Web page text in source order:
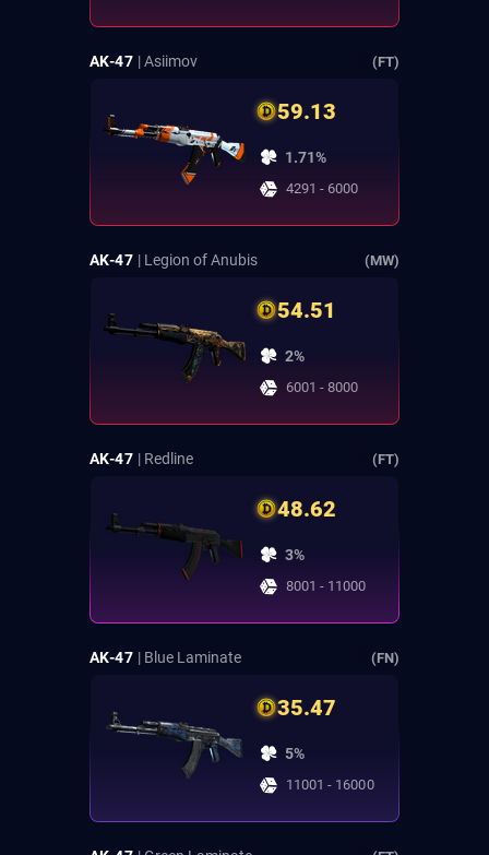
AK-47 | Asiimov (FT)
59.13
1.71%
4291 - 6000
AK-47 | Legion of Anubis (MW)
54.51
2%
6001 - 8000
AK-47 | Redline (FT)
48.62
3%
8001 - 11000
AK-47 | Blue Laminate (FN)
35.47
5%
11001 - 16000